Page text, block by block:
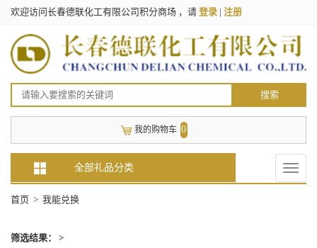
欢迎访问长春德联化工有限公司积分商场 ，请 登录 | 注册
搜索
我的购物车 0
全部礼品分类
Toggle
首页 > 我能兑换
筛选结果： >